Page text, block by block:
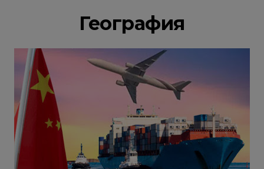
География